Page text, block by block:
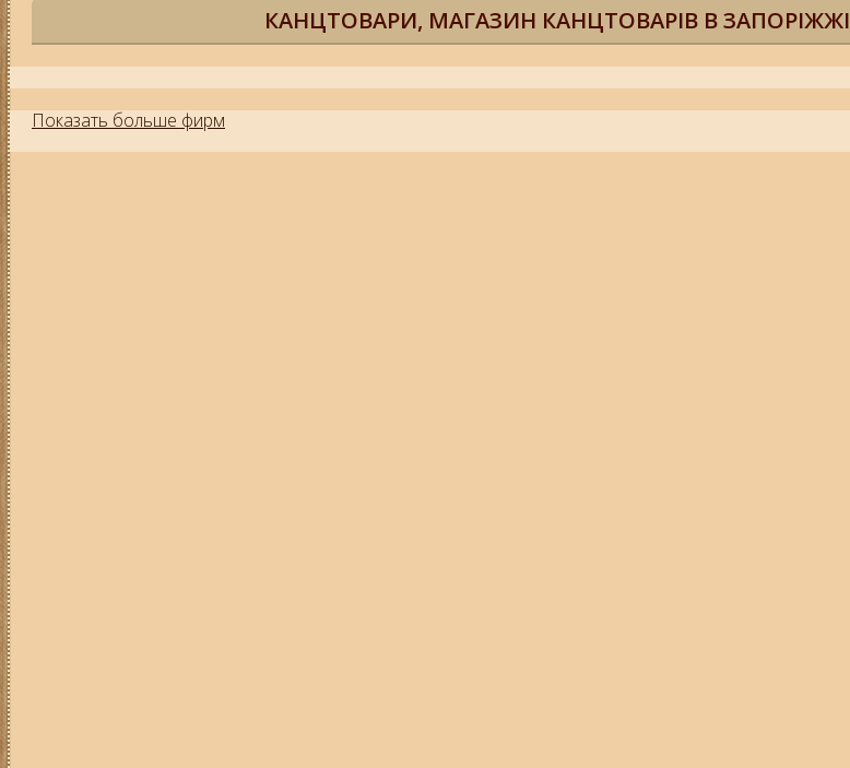
КАНЦТОВАРИ, МАГАЗИН КАНЦТОВАРІВ В ЗАПОРІЖЖІ
Показать больше фирм